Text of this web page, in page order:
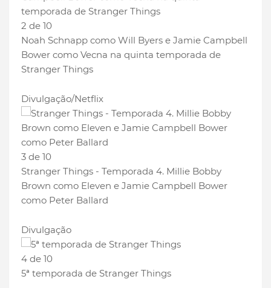
2 de 10
Noah Schnapp como Will Byers e Jamie Campbell
Bower como Vecna na quinta temporada de
Stranger Things
Divulgação/Netflix
3 de 10
Stranger Things - Temporada 4. Millie Bobby
Brown como Eleven e Jamie Campbell Bower
como Peter Ballard
Divulgação
4 de 10
5ª temporada de Stranger Things